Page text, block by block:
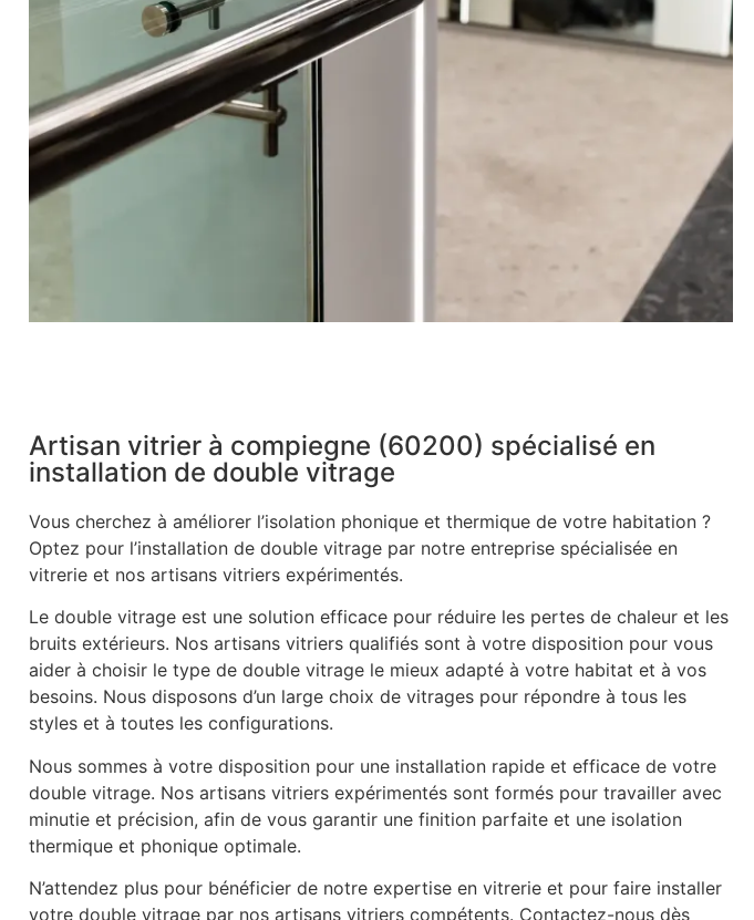
Artisan vitrier à compiegne (60200) spécialisé en
installation de double vitrage
Vous cherchez à améliorer l’isolation phonique et thermique de votre habitation ?
Optez pour l’installation de double vitrage par notre entreprise spécialisée en
vitrerie et nos artisans vitriers expérimentés.
Le double vitrage est une solution efficace pour réduire les pertes de chaleur et les
bruits extérieurs. Nos artisans vitriers qualifiés sont à votre disposition pour vous
aider à choisir le type de double vitrage le mieux adapté à votre habitat et à vos
besoins. Nous disposons d’un large choix de vitrages pour répondre à tous les
styles et à toutes les configurations.
Nous sommes à votre disposition pour une installation rapide et efficace de votre
double vitrage. Nos artisans vitriers expérimentés sont formés pour travailler avec
minutie et précision, afin de vous garantir une finition parfaite et une isolation
thermique et phonique optimale.
N’attendez plus pour bénéficier de notre expertise en vitrerie et pour faire installer
votre double vitrage par nos artisans vitriers compétents. Contactez-nous dès